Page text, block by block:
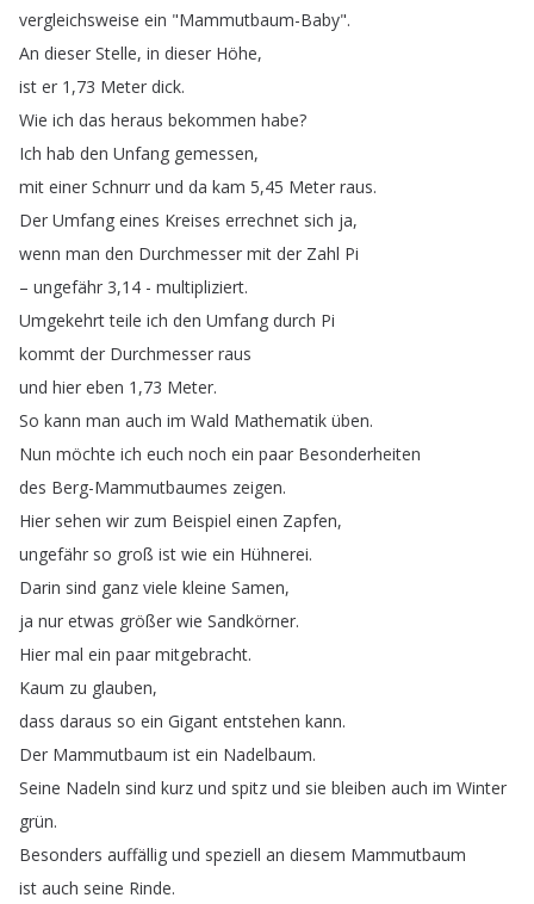
vergleichsweise ein "Mammutbaum-Baby".
An dieser Stelle, in dieser Höhe,
ist er 1,73 Meter dick.
Wie ich das heraus bekommen habe?
Ich hab den Unfang gemessen,
mit einer Schnurr und da kam 5,45 Meter raus.
Der Umfang eines Kreises errechnet sich ja,
wenn man den Durchmesser mit der Zahl Pi
– ungefähr 3,14 - multipliziert.
Umgekehrt teile ich den Umfang durch Pi
kommt der Durchmesser raus
und hier eben 1,73 Meter.
So kann man auch im Wald Mathematik üben.
Nun möchte ich euch noch ein paar Besonderheiten
des Berg-Mammutbaumes zeigen.
Hier sehen wir zum Beispiel einen Zapfen,
ungefähr so groß ist wie ein Hühnerei.
Darin sind ganz viele kleine Samen,
ja nur etwas größer wie Sandkörner.
Hier mal ein paar mitgebracht.
Kaum zu glauben,
dass daraus so ein Gigant entstehen kann.
Der Mammutbaum ist ein Nadelbaum.
Seine Nadeln sind kurz und spitz und sie bleiben auch im Winter
grün.
Besonders auffällig und speziell an diesem Mammutbaum
ist auch seine Rinde.